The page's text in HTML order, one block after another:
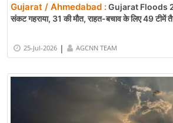
Gujarat / Ahmedabad :Gujarat Floods
संकट गहराया, 31 की मौत, राहत-बचाव के लिए 49 टीमें
25-Jul-2026 | AGCNN TEAM